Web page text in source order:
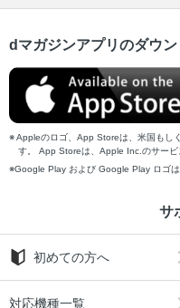
dマガジンアプリのダウ
Appleのロゴ、App Storeは、米国もし
す。 App Storeは、Apple Inc.のサービ
Google Play および Google Play ロゴ
サ
初めての方へ
対応機種一覧